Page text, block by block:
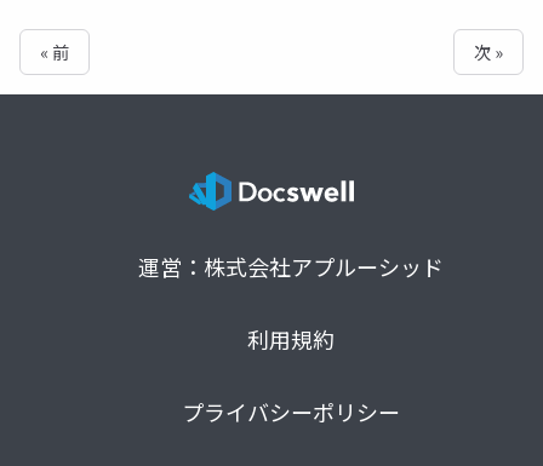
« 前 次 »
運営：株式会社アプルーシッド
利用規約
プライバシーポリシー